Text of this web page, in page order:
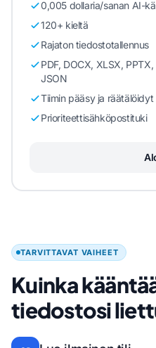
0,005 dollaria/sanan AI-
120+ kieltä
Rajaton tiedostotallennus
PDF, DOCX, XLSX,
JSON
Tiimin pääsy ja räätälöidyt
Prioriteettisähköpostituki
TARVITTAVAT VAIHEET
Kuinka
tiedostosi